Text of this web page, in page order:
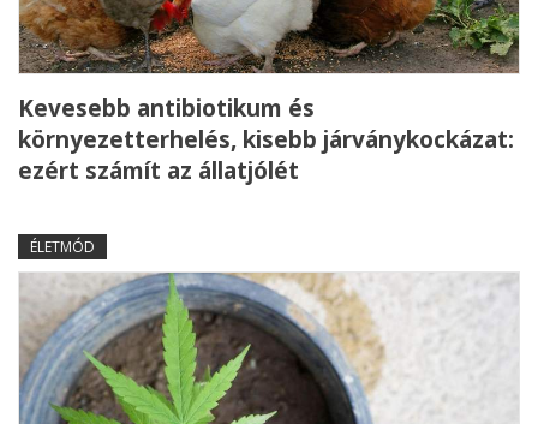
Kevesebb antibiotikum és
környezetterhelés, kisebb járványkockázat:
ezért számít az állatjólét
ÉLETMÓD